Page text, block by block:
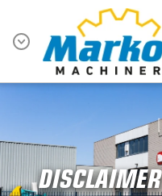
DISCLAIMER